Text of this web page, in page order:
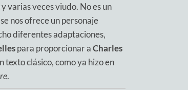
varias veces viudo. No es un
nos ofrece un personaje
diferentes adaptaciones,
para proporcionar aCharles
texto clásico, como ya hizo en
.